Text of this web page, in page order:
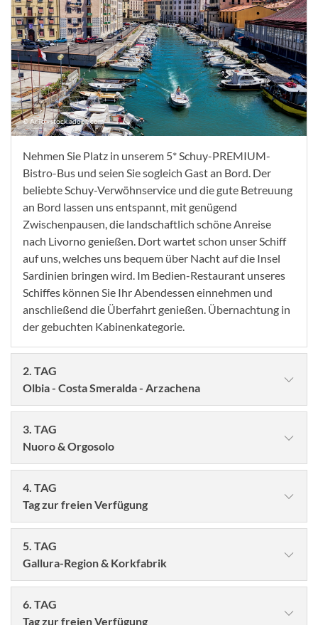
© ArTo - stock.adobe.com
Nehmen Sie Platz in unserem 5* Schuy-PREMIUM-
Bistro-Bus und seien Sie sogleich Gast an Bord. Der
beliebte Schuy-Verwöhnservice und die gute Betreuung
an Bord lassen uns entspannt, mit genügend
Zwischenpausen, die landschaftlich schöne Anreise
nach Livorno genießen. Dort wartet schon unser Schiff
auf uns, welches uns bequem über Nacht auf die Insel
Sardinien bringen wird. Im Bedien-Restaurant unseres
Schiffes können Sie Ihr Abendessen einnehmen und
anschließend die Überfahrt genießen. Übernachtung in
der gebuchten Kabinenkategorie.
2. TAG
Olbia - Costa Smeralda - Arzachena
Genießen Sie das Frühstücksbuffet an Bord, bevor wir
3. TAG
Nuoro & Orgosolo
4. TAG
Tag zur freien Verfügung
5. TAG
Gallura-Region & Korkfabrik
6. TAG
Tag zur freien Verfügung